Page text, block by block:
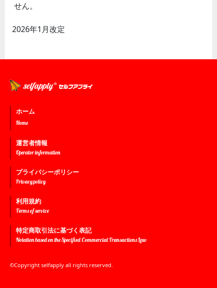
せん。
2026年1月改定
ホーム
Home
運営者情報
Operator information
プライバシーポリシー
Privacy policy
利用規約
Terms of service
特定商取引法に基づく表記
Notation based on the Specified Commercial Transactions Law
©Copyright selfapply all rights reserved.